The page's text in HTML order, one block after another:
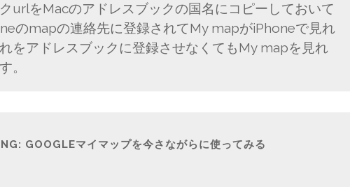
urlをMacのアドレスブックの国名にコピーしておいて
のmapの連絡先に登録されてMy mapがiPhoneで見れ
をアドレスブックに登録させなくてもMy mapを見れ
。
GOOGLEマイマップを今さながらに使ってみる